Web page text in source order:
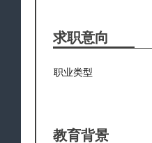
求职意向
教育背景